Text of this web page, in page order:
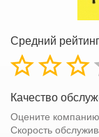
Средний
Качество
Оцените компанию
Скорость